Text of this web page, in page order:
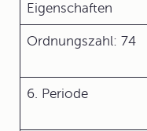
Eigenschaften
Ordnungszahl: 74
6. Periode